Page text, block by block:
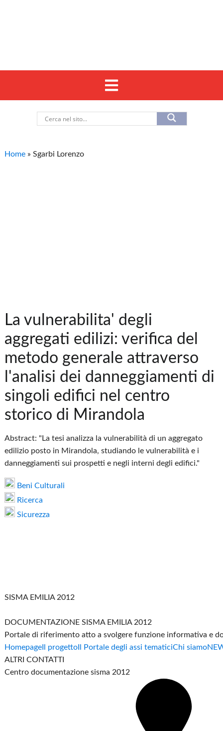
Home »Sgarbi Lorenzo
La vulnerabilita' degli
aggregati edilizi: verifica del
metodo generale attraverso
l'analisi dei danneggiamenti di
singoli edifici nel centro
storico di Mirandola
Abstract: "La tesi analizza la vulnerabilità di un aggregato
edilizio posto in Mirandola, studiando le vulnerabilità e i
danneggiamenti sui prospetti e negli interni degli edifici."
Beni Culturali
Ricerca
Sicurezza
SISMA EMILIA 2012
DOCUMENTAZIONE SISMA EMILIA 2012
Portale di riferimento atto a svolgere funzione informativa e
Homepage Il progetto Il Portale degli assi tematiciChi siamo
ALTRI CONTATTI
Centro documentazione sisma 2012